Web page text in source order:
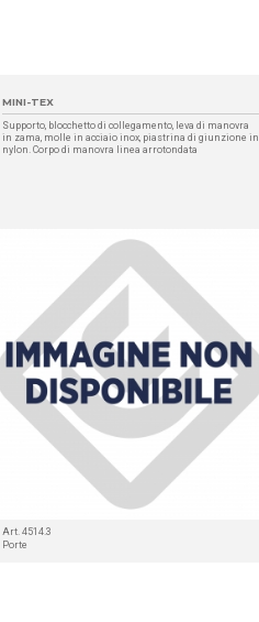
MINI-TEX
Supporto, blocchetto di collegamento, leva di manovra
in zama, molle in acciaio inox, piastrina di giunzione in
nylon. Corpo di manovra linea arrotondata
Art. 4514.3
Porte
DETTAGLIO